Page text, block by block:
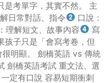
是考單字，其實不然。 主
日常對話、指令
口說：
理解短文、故事內容
寫
孩子只是「會寫考卷，但
明顯。 劍橋英語 vs 傳統
劍橋英語考試 重文法、選
定有口說 容易短期衝刺